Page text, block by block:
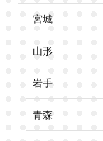
宮城
山形
岩手
青森